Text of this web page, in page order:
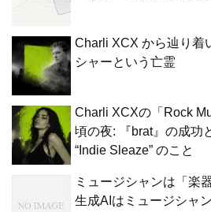
Charli XCX から辿り着
シャーという亡霊
Charli XCXの「Rock
頃の夜: 『brat』の成功
“Indie Sleaze” のこと
ミュージシャンは「楽
生成AIはミュージシャ